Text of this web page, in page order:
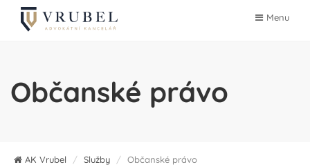
Menu
Občanské právo
AK Vrubel / Služby / Občanské právo